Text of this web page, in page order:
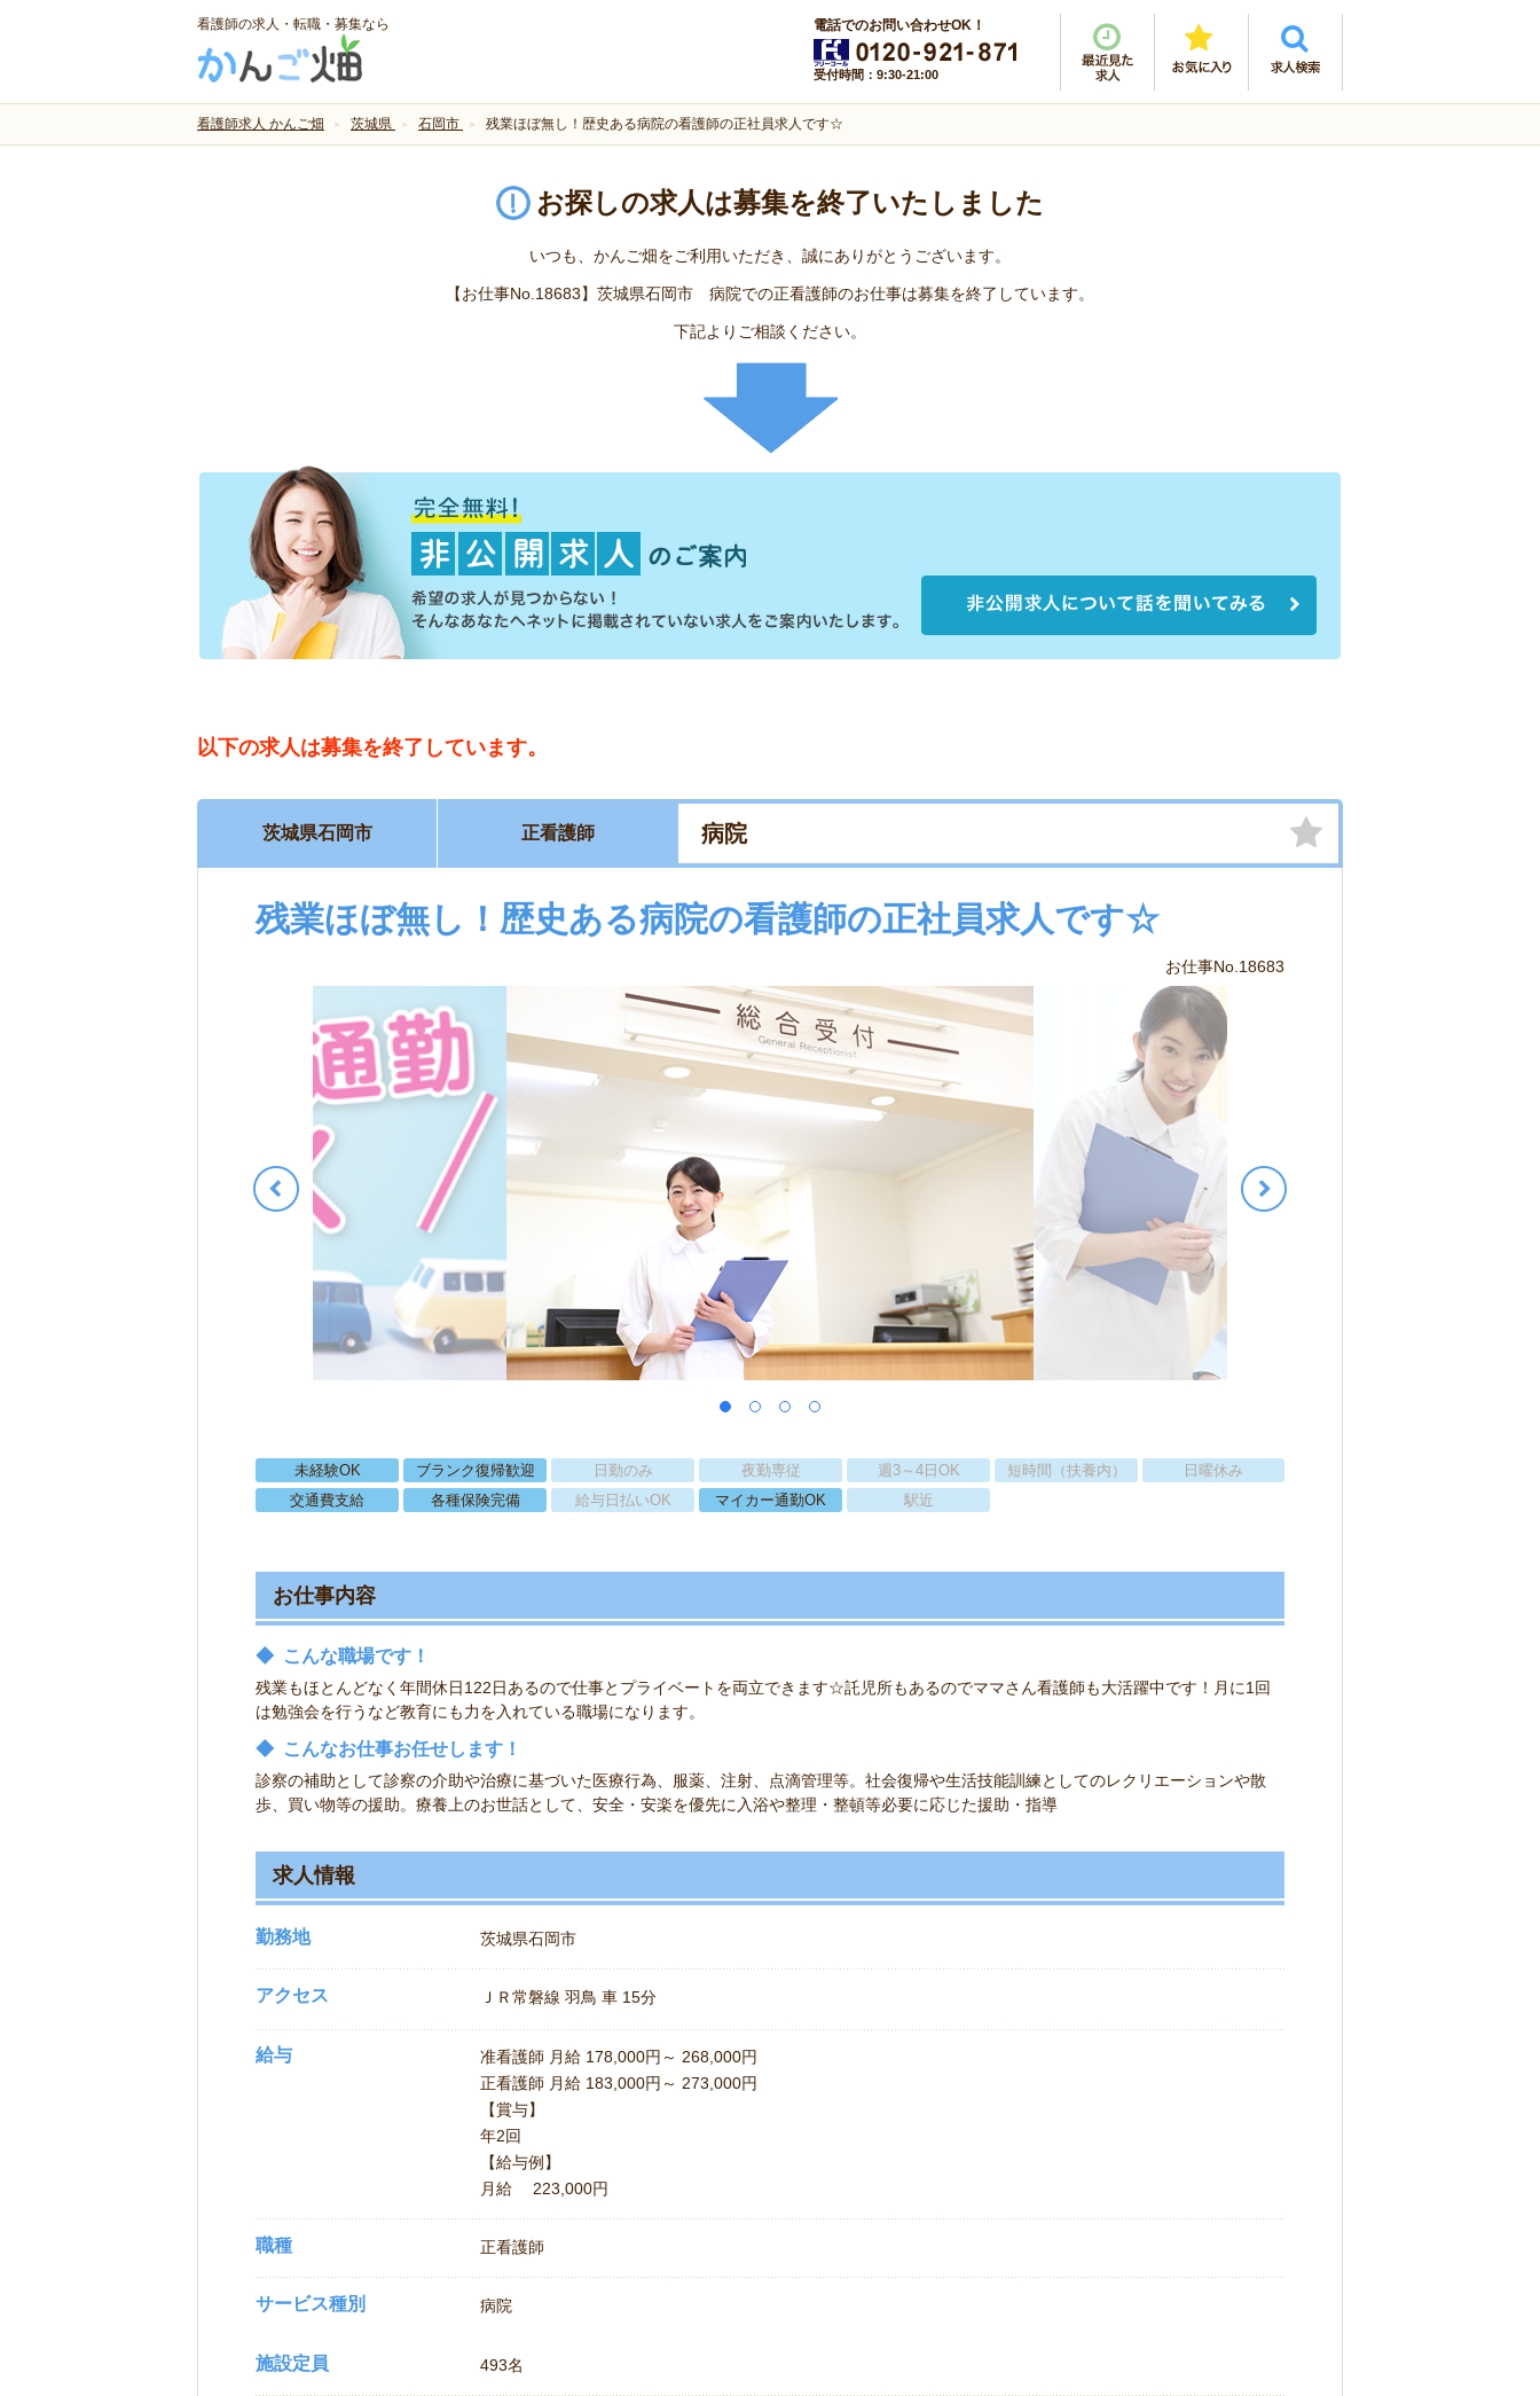
看護師の求人・転職・募集なら 電話でのお問い合わせOK！
受付時間：9:30-21:00
看護師求人 かんご畑 茨城県 石岡市 残業ほぼ無し！歴史ある病院の看護師の正社員求人です☆
お探しの求人は募集を終了いたしました
いつも、かんご畑をご利用いただき、誠にありがとうございます。
【お仕事No.18683】茨城県石岡市 病院での正看護師のお仕事は募集を終了しています。
下記よりご相談ください。
以下の求人は募集を終了しています。
茨城県石岡市 正看護師 病院
残業ほぼ無し！歴史ある病院の看護師の正社員求人です☆
お仕事No.18683
未経験OK ブランク復帰歓迎 日勤のみ 夜勤専従 週3～4日OK 短時間（扶養内）
日曜休み
交通費支給
各種保険完備 給与日払いOK マイカー通勤OK 駅近
お仕事内容
◆ こんな職場です！
残業もほとんどなく年間休日122日あるので仕事とプライベートを両立できます☆託児所もあるのでママさん看護師も大活躍中です！月に1回
は勉強会を行うなど教育にも力を入れている職場になります。
◆ こんなお仕事お任せします！
診察の補助として診察の介助や治療に基づいた医療行為、服薬、注射、点滴管理等。社会復帰や生活技能訓練としてのレクリエーションや散
歩、買い物等の援助。療養上のお世話として、安全・安楽を優先に入浴や整理・整頓等必要に応じた援助・指導
求人情報
勤務地 茨城県石岡市
アクセス ＪＲ常磐線 羽鳥 車 15分
給与
准看護師 月給 178,000円～ 268,000円
正看護師 月給 183,000円～ 273,000円
【賞与】
年2回
【給与例】
月給 223,000円
職種 正看護師
サービス種別 病院
施設定員 493名